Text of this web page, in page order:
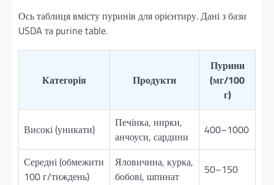
Ось таблиця вмісту пуринів для орієнтиру. Дані з бази
USDA та purine table.
Категорія Продукти
Пурини
(мг/100
г)
Високі (уникати)
Печінка, нирки,
анчоуси, сардини
400–1000
Середні (обмежити
100 г/тиждень)
Яловичина, курка,
бобові, шпинат
50–150